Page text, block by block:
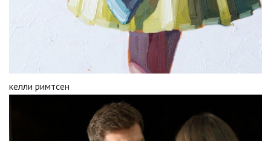
келли римтсен